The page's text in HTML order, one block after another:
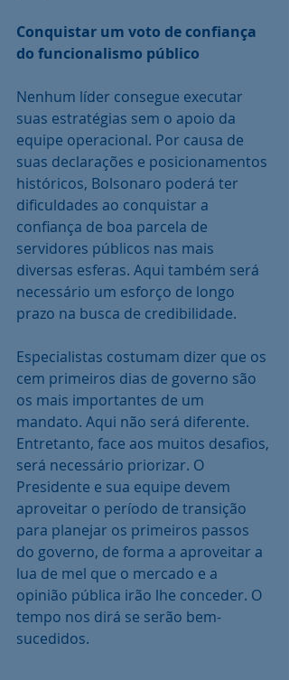
Conquistar um voto de confiança
do funcionalismo público
Nenhum líder consegue executar
suas estratégias sem o apoio da
equipe operacional. Por causa de
suas declarações e posicionamentos
históricos, Bolsonaro poderá ter
dificuldades ao conquistar a
confiança de boa parcela de
servidores públicos nas mais
diversas esferas. Aqui também será
necessário um esforço de longo
prazo na busca de credibilidade.
Especialistas costumam dizer que os
cem primeiros dias de governo são
os mais importantes de um
mandato. Aqui não será diferente.
Entretanto, face aos muitos desafios,
será necessário priorizar. O
Presidente e sua equipe devem
aproveitar o período de transição
para planejar os primeiros passos
do governo, de forma a aproveitar a
lua de mel que o mercado e a
opinião pública irão lhe conceder. O
tempo nos dirá se serão bem-
sucedidos.